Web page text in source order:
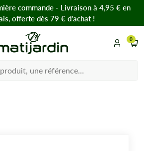
commande - Livraison à 4,95 € en
offerte dès 79 € d’achat !
0